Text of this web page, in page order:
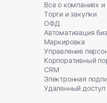
Все о компаниях и
Торги и закупки
ОФД
Автоматизация
Маркировка
Управление
Корпоративный
CRM
Электронная
Удаленный доступ